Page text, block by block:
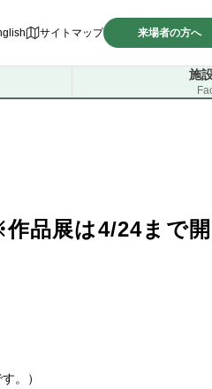
サイトマップ 来場者の方へ
施
品展は4/24まで開
。）